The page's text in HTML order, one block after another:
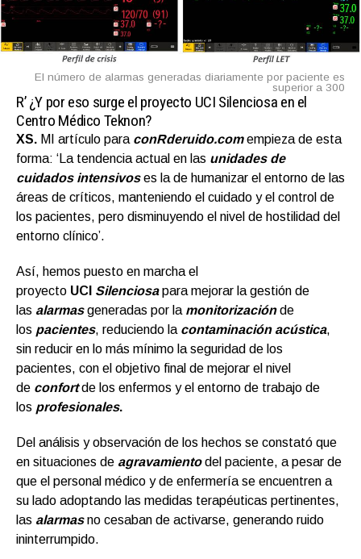
El número de alarmas generadas diariamente por paciente es
superior a 300
R’¿Y por eso surge el proyecto UCI Silenciosa en el
Centro Médico Teknon?
XS. MI artículo para conRderuido.comempieza de esta
forma: ‘La tendencia actual en las unidades de
cuidados intensivoses la de humanizar el entorno de las
áreas de críticos, manteniendo el cuidado y el control de
los pacientes, pero disminuyendo el nivel de hostilidad del
entorno clínico’.
Así, hemos puesto en marcha el
proyecto UCI Silenciosapara mejorar la gestión de
las alarmasgeneradas por la monitorizaciónde
los pacientes, reduciendo la contaminación acústica,
sin reducir en lo más mínimo la seguridad de los
pacientes, con el objetivo final de mejorar el nivel
de confort de los enfermos y el entorno de trabajo de
los profesionales.
Del análisis y observación de los hechos se constató que
en situaciones de agravamiento del paciente, a pesar de
que el personal médico y de enfermería se encuentren a
su lado adoptando las medidas terapéuticas pertinentes,
las alarmas no cesaban de activarse, generando ruido
ininterrumpido.